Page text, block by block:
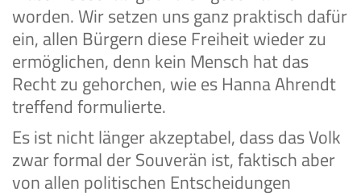
worden. Wir setzen uns ganz praktisch dafür
ein, allen Bürgern diese Freiheit wieder zu
ermöglichen, denn kein Mensch hat das
Recht zu gehorchen, wie es Hanna Ahrendt
treffend formulierte.
Es ist nicht länger akzeptabel, dass das Volk
zwar formal der Souverän ist, faktisch aber
von allen politischen Entscheidungen